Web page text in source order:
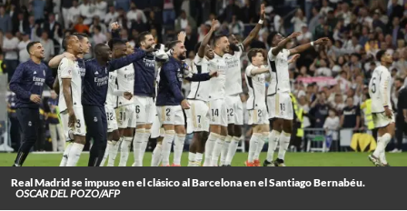
Real Madrid se impuso en el clásico al Barcelona en el Santiago Bernabéu.
OSCAR DEL POZO/AFP